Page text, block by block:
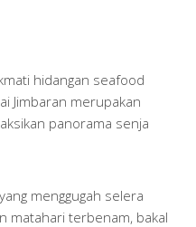
hidangan seafood
Jimbaran merupakan
panorama senja
menggugah selera
matahari terbenam, bakal